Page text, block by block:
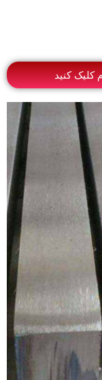
کلیک کنید